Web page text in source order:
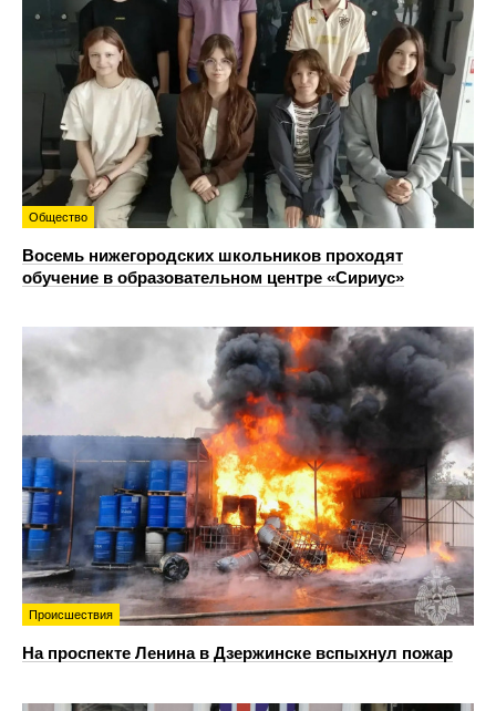
Общество
Восемь нижегородских школьников проходят
обучение в образовательном центре «Сириус»
Происшествия
На проспекте Ленина в Дзержинске вспыхнул пожар